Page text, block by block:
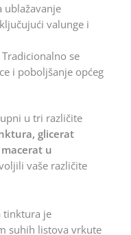
ublažavanje
valunge i
Tradicionalno se
i poboljšanje općeg
u tri različite
glicerat
u
vaše različite
tinktura je
suhih listova vrkute